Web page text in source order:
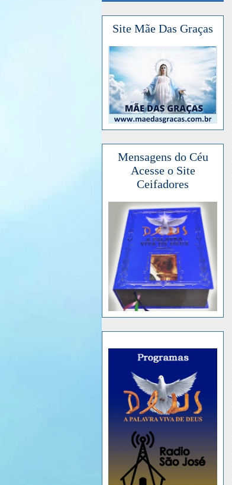
Site Mãe Das Graças
Mensagens do Céu
Acesse o Site
Ceifadores